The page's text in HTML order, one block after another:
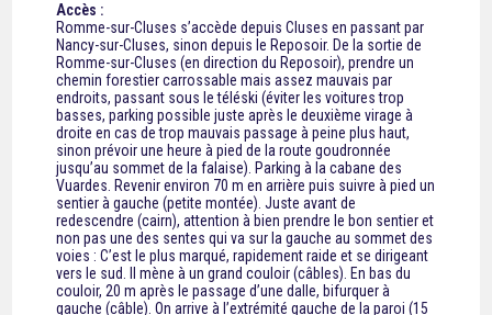
Accès :
Romme-sur-Cluses s’accède depuis Cluses en passant par
Nancy-sur-Cluses, sinon depuis le Reposoir. De la sortie de
Romme-sur-Cluses (en direction du Reposoir), prendre un
chemin forestier carrossable mais assez mauvais par
endroits, passant sous le téléski (éviter les voitures trop
basses, parking possible juste après le deuxième virage à
droite en cas de trop mauvais passage à peine plus haut,
sinon prévoir une heure à pied de la route goudronnée
jusqu’au sommet de la falaise). Parking à la cabane des
Vuardes. Revenir environ 70 m en arrière puis suivre à pied un
sentier à gauche (petite montée). Juste avant de
redescendre (cairn), attention à bien prendre le bon sentier et
non pas une des sentes qui va sur la gauche au sommet des
voies : C’est le plus marqué, rapidement raide et se dirigeant
vers le sud. Il mène à un grand couloir (câbles). En bas du
couloir, 20 m après le passage d’une dalle, bifurquer à
gauche (câble). On arrive à l’extrémité gauche de la paroi (15